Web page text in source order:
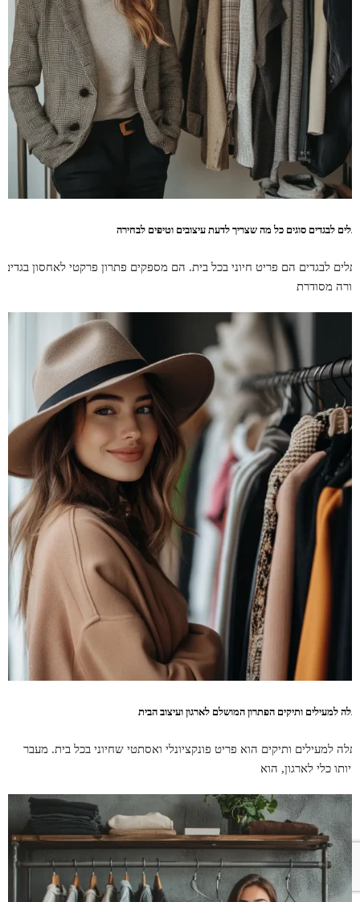
לבגדים סוגים כל מה שצריך לדעת עיצובים וטיפים לבחירה
לבגדים הם פריט חיוני בכל בית. הם מספקים פתרון פרקטי לאחסון בגדים
מסודרת
למעילים ותיקים הפתרון המושלם לארגון ועיצוב הבית
למעילים ותיקים הוא פריט פונקציונלי ואסתטי שחיוני בכל בית. מעבר
כלי לארגון, הוא